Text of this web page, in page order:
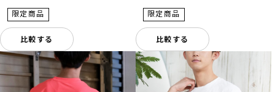
比較する 比較する